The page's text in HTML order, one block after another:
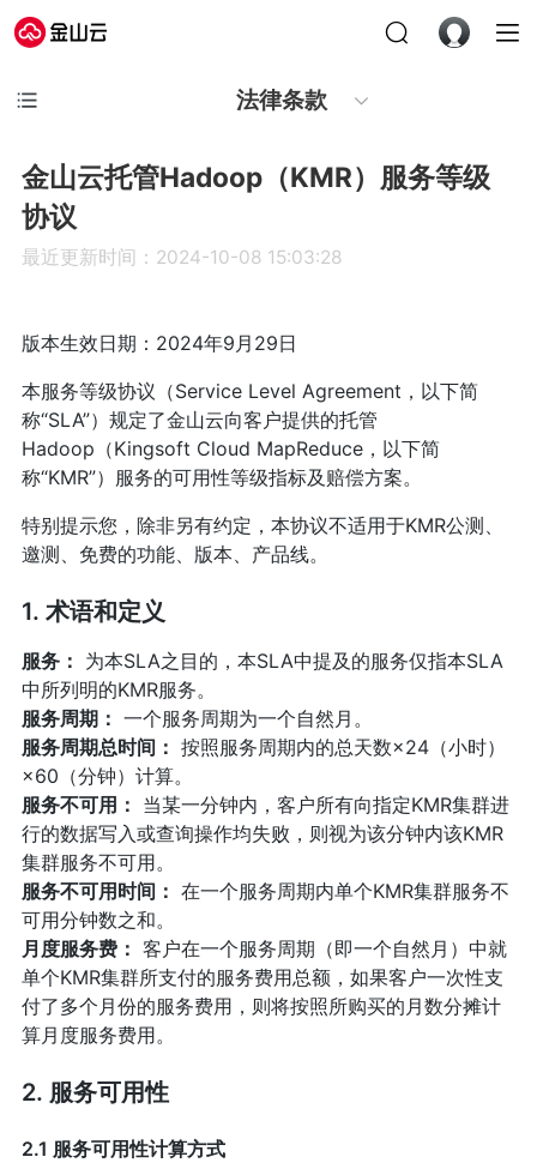
法律条款
金山云托管Hadoop（KMR）服务等级
协议
最近更新时间：2024-10-08 15:03:28
版本生效日期：2024年9月29日
本服务等级协议（Service Level Agreement，以下简
称“SLA”）规定了金山云向客户提供的托管
Hadoop（Kingsoft Cloud MapReduce，以下简
称“KMR”）服务的可用性等级指标及赔偿方案。
特别提示您，除非另有约定，本协议不适用于KMR公测、
邀测、免费的功能、版本、产品线。
1. 术语和定义
服务： 为本SLA之目的，本SLA中提及的服务仅指本SLA
中所列明的KMR服务。
服务周期： 一个服务周期为一个自然月。
服务周期总时间： 按照服务周期内的总天数×24（小时）
×60（分钟）计算。
服务不可用： 当某一分钟内，客户所有向指定KMR集群进
行的数据写入或查询操作均失败，则视为该分钟内该KMR
集群服务不可用。
服务不可用时间： 在一个服务周期内单个KMR集群服务不
可用分钟数之和。
月度服务费： 客户在一个服务周期（即一个自然月）中就
单个KMR集群所支付的服务费用总额，如果客户一次性支
付了多个月份的服务费用，则将按照所购买的月数分摊计
算月度服务费用。
2. 服务可用性
2.1 服务可用性计算方式